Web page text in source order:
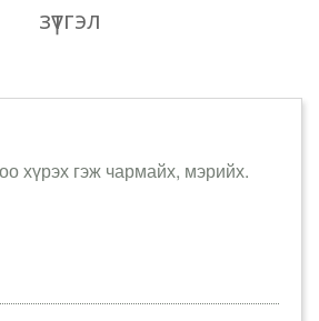
зүтгэл
хүрэх гэж чармайх, мэрийх.